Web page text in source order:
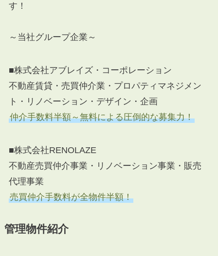
す！
～当社グループ企業～
■株式会社アブレイズ・コーポレーション
不動産賃貸・売買仲介業・プロパティマネジメン
ト・リノベーション・デザイン・企画
仲介手数料半額～無料による圧倒的な募集力！
■株式会社RENOLAZE
不動産売買仲介事業・リノベーション事業・販売
代理事業
売買仲介手数料が全物件半額！
管理物件紹介